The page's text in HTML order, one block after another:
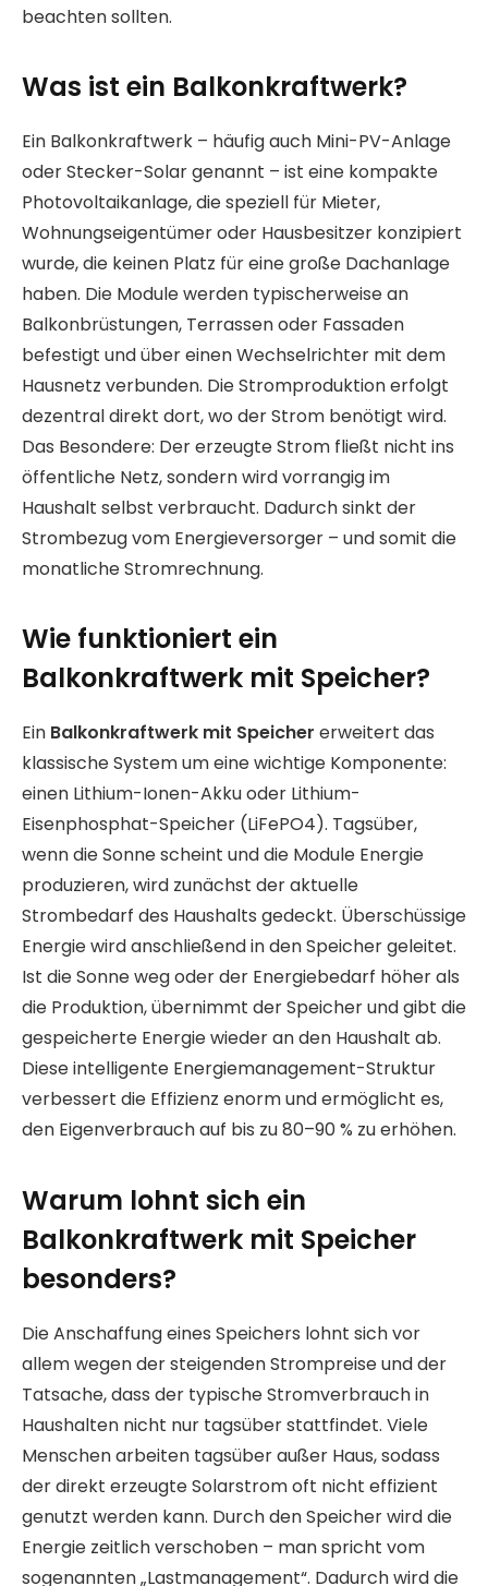
beachten sollten.
Was ist ein Balkonkraftwerk?
Ein Balkonkraftwerk – häufig auch Mini-PV-Anlage
oder Stecker-Solar genannt – ist eine kompakte
Photovoltaikanlage, die speziell für Mieter,
Wohnungseigentümer oder Hausbesitzer konzipiert
wurde, die keinen Platz für eine große Dachanlage
haben. Die Module werden typischerweise an
Balkonbrüstungen, Terrassen oder Fassaden
befestigt und über einen Wechselrichter mit dem
Hausnetz verbunden. Die Stromproduktion erfolgt
dezentral direkt dort, wo der Strom benötigt wird.
Das Besondere: Der erzeugte Strom fließt nicht ins
öffentliche Netz, sondern wird vorrangig im
Haushalt selbst verbraucht. Dadurch sinkt der
Strombezug vom Energieversorger – und somit die
monatliche Stromrechnung.
Wie funktioniert ein
Balkonkraftwerk mit Speicher?
Ein Balkonkraftwerk mit Speicher erweitert das
klassische System um eine wichtige Komponente:
einen Lithium-Ionen-Akku oder Lithium-
Eisenphosphat-Speicher (LiFePO4). Tagsüber,
wenn die Sonne scheint und die Module Energie
produzieren, wird zunächst der aktuelle
Strombedarf des Haushalts gedeckt. Überschüssige
Energie wird anschließend in den Speicher geleitet.
Ist die Sonne weg oder der Energiebedarf höher als
die Produktion, übernimmt der Speicher und gibt die
gespeicherte Energie wieder an den Haushalt ab.
Diese intelligente Energiemanagement-Struktur
verbessert die Effizienz enorm und ermöglicht es,
den Eigenverbrauch auf bis zu 80–90 % zu erhöhen.
Warum lohnt sich ein
Balkonkraftwerk mit Speicher
besonders?
Die Anschaffung eines Speichers lohnt sich vor
allem wegen der steigenden Strompreise und der
Tatsache, dass der typische Stromverbrauch in
Haushalten nicht nur tagsüber stattfindet. Viele
Menschen arbeiten tagsüber außer Haus, sodass
der direkt erzeugte Solarstrom oft nicht effizient
genutzt werden kann. Durch den Speicher wird die
Energie zeitlich verschoben – man spricht vom
sogenannten „Lastmanagement“. Dadurch wird die